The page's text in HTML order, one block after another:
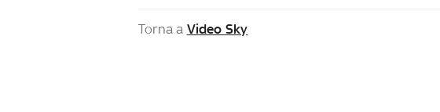
Torna a Video Sky